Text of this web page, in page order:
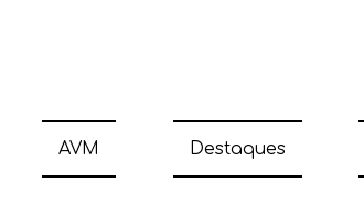
Destaques
AVM